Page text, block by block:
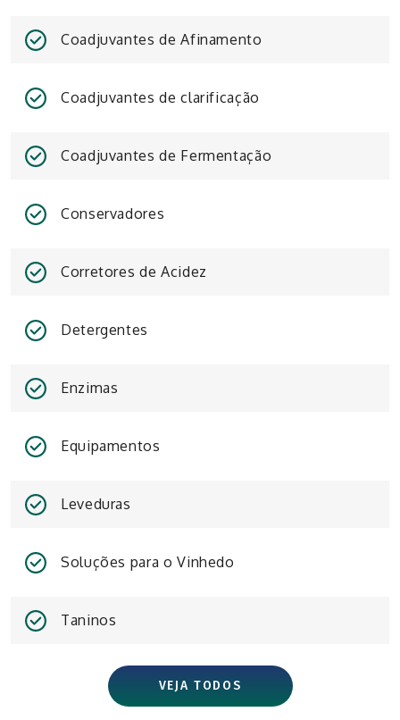
Coadjuvantes de Afinamento
Coadjuvantes de clarificação
Coadjuvantes de Fermentação
Conservadores
Corretores de Acidez
Detergentes
Enzimas
Equipamentos
Leveduras
Soluções para o Vinhedo
Taninos
VEJA TODOS